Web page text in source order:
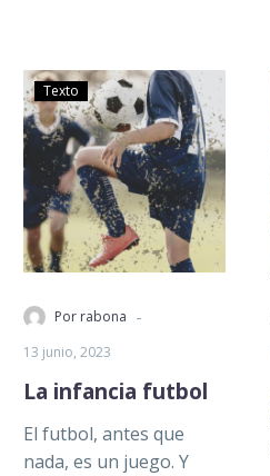
Texto
Por rabona -
13 junio, 2023
La infancia futbol
El futbol, antes que
nada, es un juego. Y